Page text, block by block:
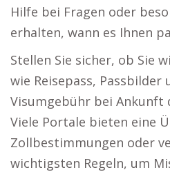
Hilfe bei Fragen oder
erhalten, wann es Ihnen
Stellen Sie sicher, ob Sie
wie Reisepass, Passbilder
Visumgebühr bei Ankunft
Viele Portale bieten eine
Zollbestimmungen oder
wichtigsten Regeln, um